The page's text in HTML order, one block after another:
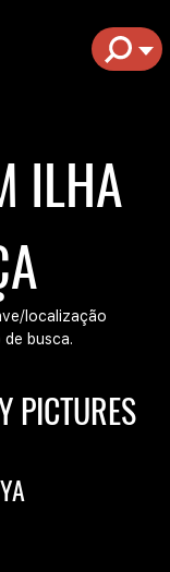
ILHA
localização
busca.
PICTURES